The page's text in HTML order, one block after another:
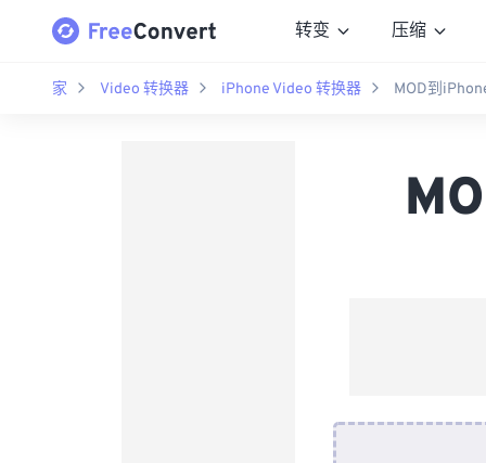
转变 压缩
家 Video 转换器 iPhone Video 转换器 MOD到